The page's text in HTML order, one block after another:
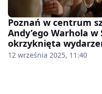
Poznań w centrum
Andy’ego Warhola
okrzyknięta
12 września 2025, 11:40